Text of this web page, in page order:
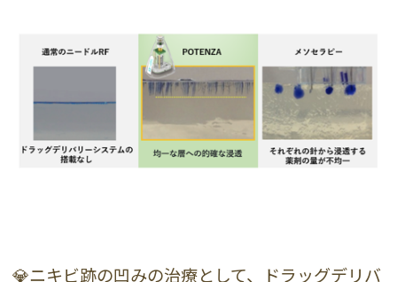
💎ニキビ跡の凹みの治療として、ドラッグデリバ